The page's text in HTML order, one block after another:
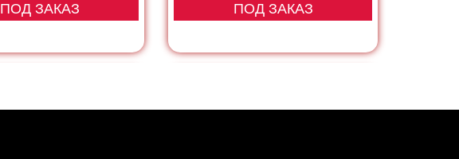
ПОД ЗАКАЗ ПОД ЗАКАЗ